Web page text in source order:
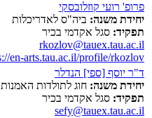
פרופ' רועי קוזלובסקי
יחידת משנה: ביה"ס לאדריכלות
תפקיד: סגל אקדמי בכיר
rkozlov@tauex.tau.ac.il
en-arts.tau.ac.il/profile/rkozlov
ד"ר יוסף [ספי] הנדלר
יחידת משנה: חוג לתולדות האמנות
תפקיד: סגל אקדמי בכיר
sefy@tauex.tau.ac.il